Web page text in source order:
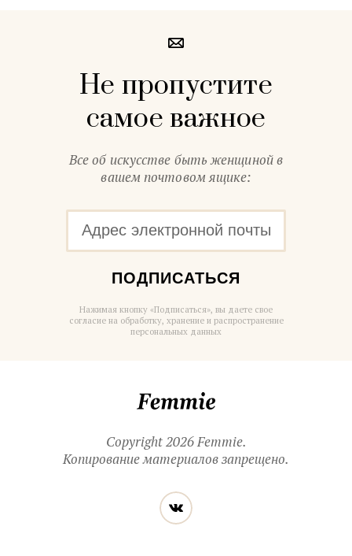
Не пропустите
самое важное
Все об искусстве быть женщиной в
вашем почтовом ящике:
ПОДПИСАТЬСЯ
Нажимая кнопку «Подписаться», вы даете свое
согласие на обработку, хранение и распространение
персональных данных
Copyright 2026 Femmie.
Копирование материалов запрещено.
Читайте
нас
в социальных